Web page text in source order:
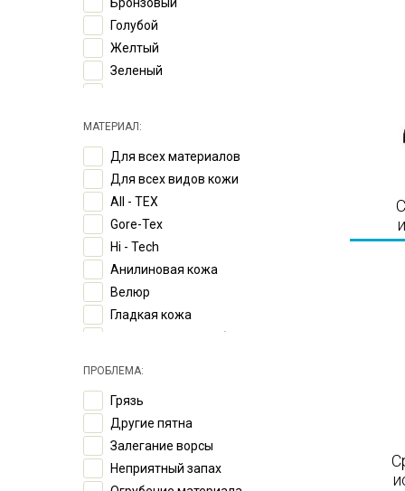
Голубой
Желтый
Зеленый
Малиновый
Оранжевый
Розовый
Серебряный
Серый
Синий
Сиреневый
Фиолетовый
Махагон
Темно-коричневый
Темно-синий
Охра
Салатовый
МАТЕРИАЛ:
Для всех материалов
Для всех видов кожи
All - TEX
Gore-Tex
Hi - Tech
Анилиновая кожа
Велюр
Гладкая кожа
Жированная кожа
Жированный нубук
Замша
Канвас
ПРОБЛЕМА:
Грязь
Другие пятна
Залегание ворсы
Неприятный запах